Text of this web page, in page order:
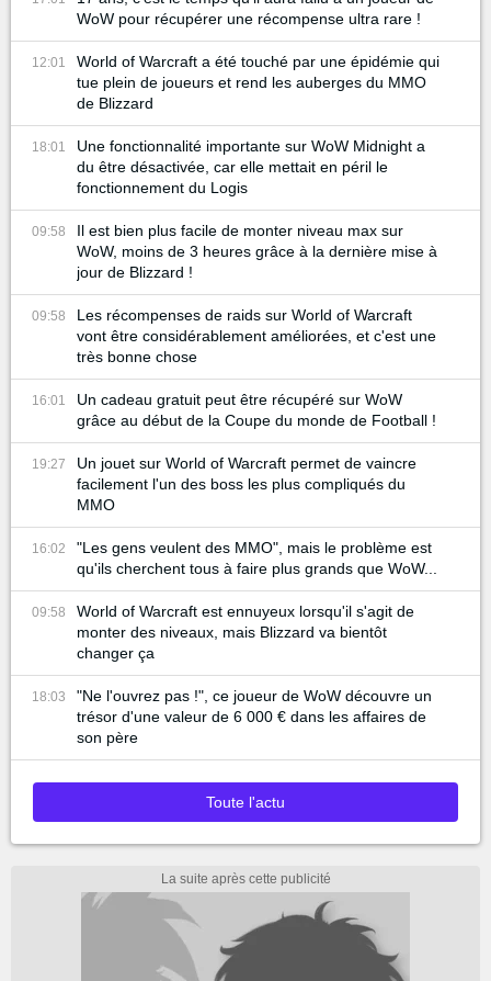
WoW pour récupérer une récompense ultra rare !
12:01
World of Warcraft a été touché par une épidémie qui
tue plein de joueurs et rend les auberges du MMO
de Blizzard
18:01
Une fonctionnalité importante sur WoW Midnight a
du être désactivée, car elle mettait en péril le
fonctionnement du Logis
09:58
Il est bien plus facile de monter niveau max sur
WoW, moins de 3 heures grâce à la dernière mise à
jour de Blizzard !
09:58
Les récompenses de raids sur World of Warcraft
vont être considérablement améliorées, et c'est une
très bonne chose
16:01
Un cadeau gratuit peut être récupéré sur WoW
grâce au début de la Coupe du monde de Football !
19:27
Un jouet sur World of Warcraft permet de vaincre
facilement l'un des boss les plus compliqués du
MMO
16:02
"Les gens veulent des MMO", mais le problème est
qu'ils cherchent tous à faire plus grands que WoW...
09:58
World of Warcraft est ennuyeux lorsqu'il s'agit de
monter des niveaux, mais Blizzard va bientôt
changer ça
18:03
"Ne l'ouvrez pas !", ce joueur de WoW découvre un
trésor d'une valeur de 6 000 € dans les affaires de
son père
Toute l'actu